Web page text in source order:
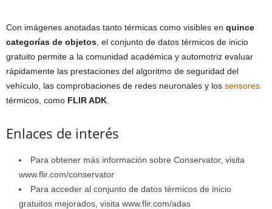
Con imágenes anotadas tanto térmicas como visibles en quince
categorías de objetos , el conjunto de datos térmicos de inicio
gratuito permite a la comunidad académica y automotriz evaluar
rápidamente las prestaciones del algoritmo de seguridad del
vehículo, las comprobaciones de redes neuronales y los sensores
térmicos, como FLIR ADK
Enlaces de interés
Para obtener más información sobre Conservator, visita
www.flir.com/conservator
Para acceder al conjunto de datos térmicos de inicio
gratuitos mejorados, visita www.flir.com/adas